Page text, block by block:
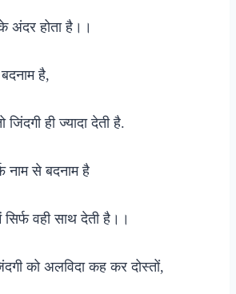
अंदर होता है।।
है,
ही ज्यादा देती है.
नाम से बदनाम है
वही साथ देती है।।
को अलविदा कह कर दोस्तों,